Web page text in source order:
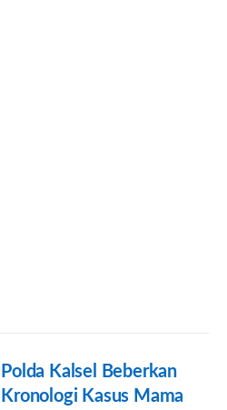
Polda Kalsel Beberkan
Kronologi Kasus Mama